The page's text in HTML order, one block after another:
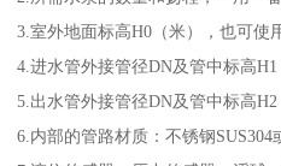
3.室外地面标高H0（米），也可使
4.进水管外接管径DN及管中标高H1
5.出水管外接管径DN及管中标高H2
6.内部的管路材质：不锈钢SUS304